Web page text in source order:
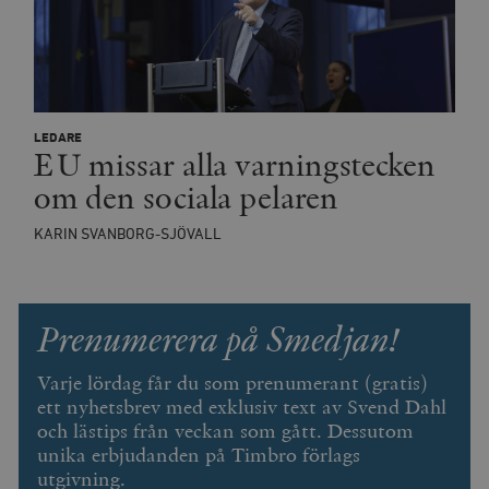
LEDARE
EU missar alla varningstecken
om den sociala pelaren
KARIN SVANBORG-SJÖVALL
Prenumerera på Smedjan!
Varje lördag får du som prenumerant (gratis)
ett nyhetsbrev med exklusiv text av Svend Dahl
och lästips från veckan som gått. Dessutom
unika erbjudanden på Timbro förlags
utgivning.
wp_woocommerce_session_[abcdef0123456789]
.myfonts.net
.timbro.se